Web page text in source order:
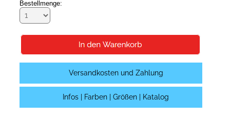
Bestellmenge:
Versandkosten und Zahlung
Infos | Farben | Größen | Katalog